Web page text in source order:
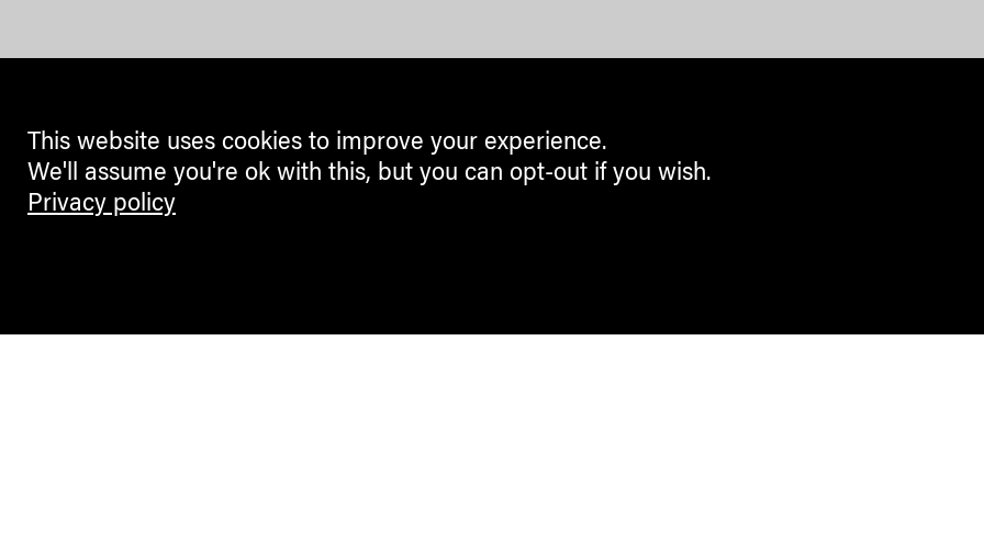
This website uses cookies to improve your experience.
We'll assume you're ok with this, but you can opt-out if you wish.
Privacy policy